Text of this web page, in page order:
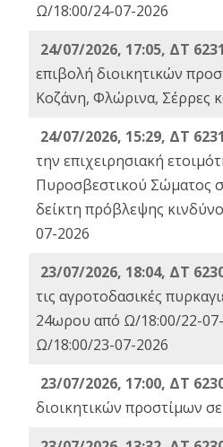
Ω/18:00/24-07-2026
24/07/2026, 17:05, ΔΤ
επιβολή διοικητικών
Κοζάνη, Φλώρινα, Σέρρες
24/07/2026, 15:29, ΔΤ
την επιχειρησιακή
Πυροσβεστικού Σώματος
δείκτη πρόβλεψης
07-2026
23/07/2026, 18:04, ΔΤ
τις αγροτοδασικές
24ωρου από Ω/18:00/22-
Ω/18:00/23-07-2026
23/07/2026, 17:00, ΔΤ
διοικητικών προστίμων